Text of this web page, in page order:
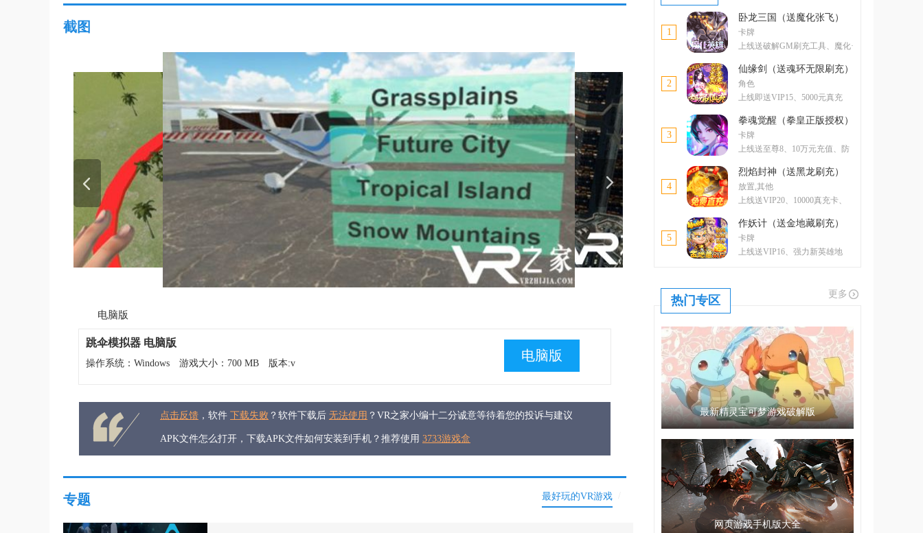
截图
电脑版
跳伞模拟器 电脑版
操作系统：Windows 游戏大小：700 MB 版本:v
电脑版
点击反馈 ，软件 下载失败 ？软件下载后 无法使用 ？VR之家小编十二分诚意等待着您的投诉与建议
APK文件怎么打开，下载APK文件如何安装到手机？推荐使用 3733游戏盒
专题 最好玩的VR游戏
1
卧龙三国（送魔化张飞）
卡牌
上线送破解GM刷充工具、魔化·
2
仙缘剑（送魂环无限刷充）
角色
上线即送VIP15、5000元真充
3
拳魂觉醒（拳皇正版授权）
卡牌
上线送至尊8、10万元充值、防
4
烈焰封神（送黑龙刷充）
放置,其他
上线送VIP20、10000真充卡、
5
作妖计（送金地藏刷充）
卡牌
上线送VIP16、强力新英雄地
热门专区 更多
最新精灵宝可梦游戏破解版
网页游戏手机版大全